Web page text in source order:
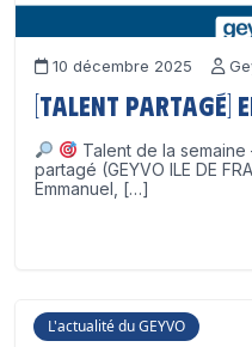
10 décembre 2025
[Talent partagé]
Talent de la semaine
partagé (GEYVO ILE DE
Emmanuel, […]
L'actualité du GEYVO